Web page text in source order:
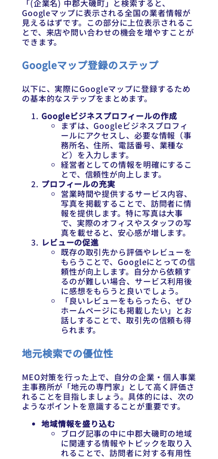
「(企業名) 中郡大磯町」と検索すると、
Googleマップに表示される全国の業者情報が
見えるはずです。この部分に上位表示されるこ
とで、来店や問い合わせの機会を増やすことが
できます。
Googleマップ登録のステップ
以下に、実際にGoogleマップに登録するため
の基本的なステップをまとめます。
Googleビジネスプロフィールの作成
まずは、Googleビジネスプロフィ
ールにアクセスし、必要な情報（事
務所名、住所、電話番号、業種な
ど）を入力します。
経営者としての情報を明確にするこ
とで、信頼性が向上します。
プロフィールの充実
営業時間や提供するサービス内容、
写真を掲載することで、訪問者に情
報を提供します。特に写真は大事
で、実際のオフィスやスタッフの写
真を載せると、安心感が増します。
レビューの促進
既存の取引先から評価やレビューを
もらうことで、Googleにとっての信
頼性が向上します。自分から依頼す
るのが難しい場合、サービス利用後
に感想をもらうと良いでしょう。
「良いレビューをもらったら、ぜひ
ホームページにも掲載したい」とお
話しすることで、取引先の信頼も得
られます。
地元検索での優位性
MEO対策を行った上で、自分の企業・個人事業
主事務所が「地元の専門家」として高く評価さ
れることを目指しましょう。具体的には、次の
ようなポイントを意識することが重要です。
地域情報を盛り込む
ブログ記事の中に中郡大磯町の地域
に関連する情報やトピックを取り入
れることで、訪問者に対する有用性